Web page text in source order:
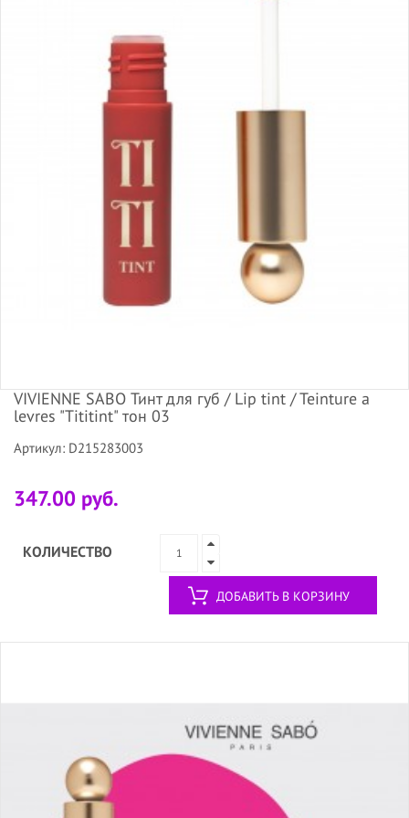
VIVIENNE SABO Тинт для губ / Lip tint / Teinture a
levres "Tititint" тон 03
Артикул: D215283003
347.00 руб.
КОЛИЧЕСТВО
ДОБАВИТЬ В КОРЗИНУ